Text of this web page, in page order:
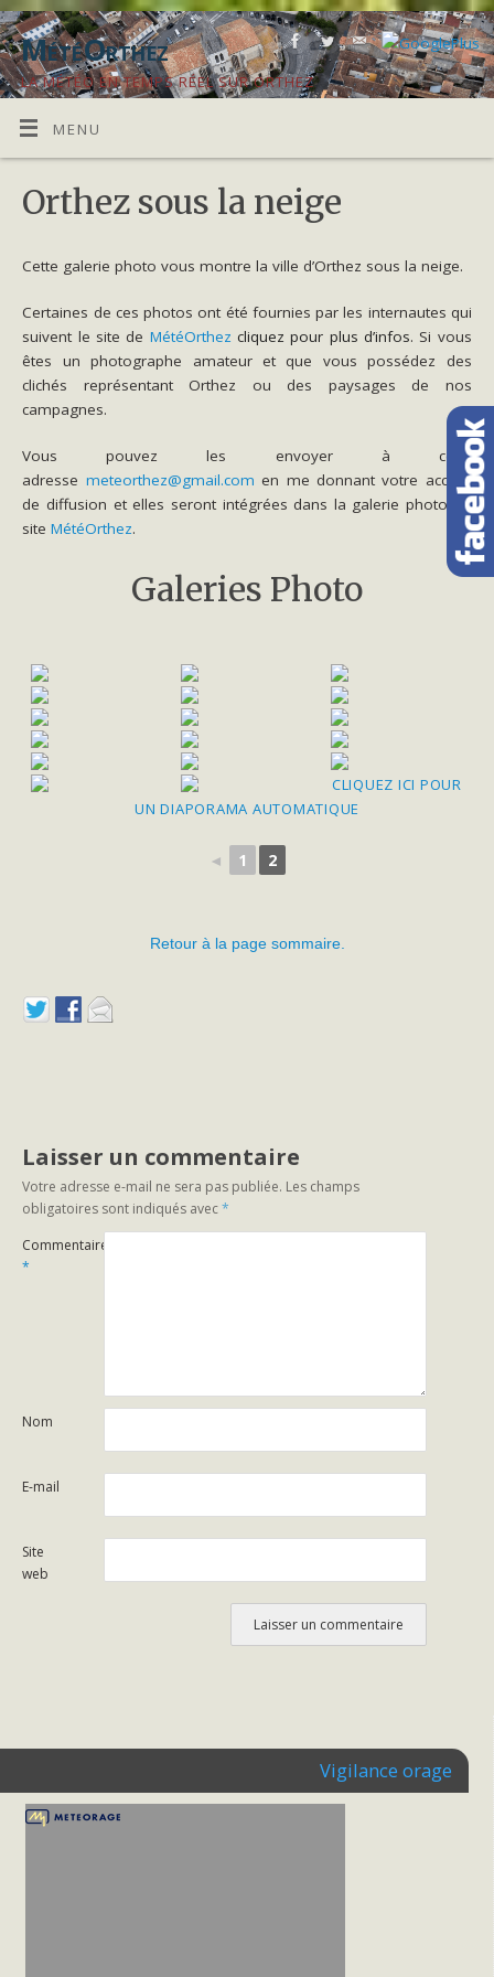
MétéOrthez
LA MÉTÉO EN TEMPS RÉEL SUR ORTHEZ
MENU
Orthez sous la neige
Cette galerie photo vous montre la ville d’Orthez sous la neige.
Certaines de ces photos ont été fournies par les internautes qui
suivent le site de MétéOrthez cliquez pour plus d’infos. Si vous
êtes un photographe amateur et que vous possédez des
clichés représentant Orthez ou des paysages de nos
campagnes.
Vous pouvez les envoyer à cette
adresse meteorthez@gmail.com en me donnant votre accord
de diffusion et elles seront intégrées dans la galerie photo du
siteMétéOrthez.
Galeries Photo
CLIQUEZ ICI POUR
UN DIAPORAMA AUTOMATIQUE
◄ 1 2
Retour à la page sommaire.
Laisser un commentaire
Votre adresse e-mail ne sera pas publiée. Les champs
obligatoires sont indiqués avec*
Commentaire
*
Nom
E-mail
Site
web
Vigilance orage